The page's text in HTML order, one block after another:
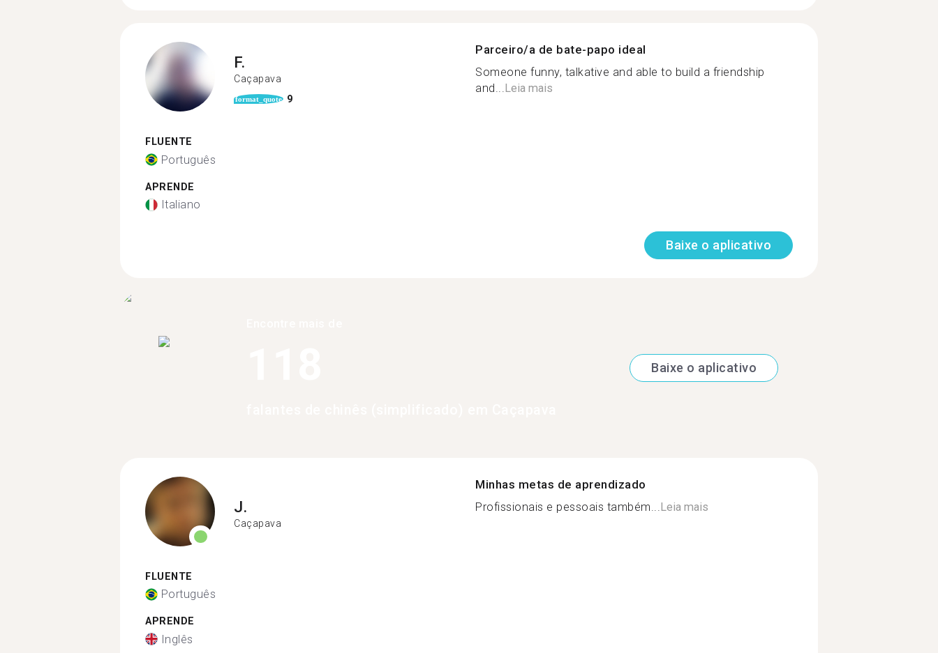
F.
Caçapava
format_quote 9
FLUENTE
Português
APRENDE
Italiano
Parceiro/a de bate-papo ideal
Someone funny, talkative and able to build a friendship
and...Leia mais
Baixe o aplicativo
Baixe o aplicativo
J.
Caçapava
FLUENTE
Português
APRENDE
Inglês
Minhas metas de aprendizado
Profissionais e pessoais também... Leia mais